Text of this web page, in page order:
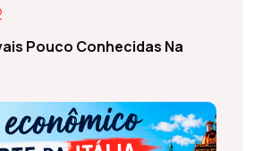
Pouco Conhecidas Na